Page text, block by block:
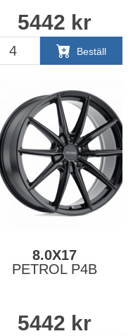
5442 kr
Beställ
8.0X17
PETROL P4B
5442 kr